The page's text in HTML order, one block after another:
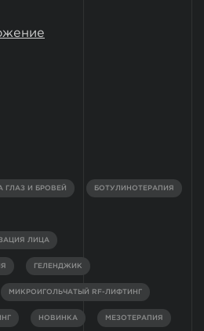
И БРОВЕЙ БОТУЛИНОТЕРАПИЯ
ЛИЦА
ГЕЛЕНДЖИК
МИКРОИГОЛЬЧАТЫЙ RF-ЛИФТИНГ
НОВИНКА МЕЗОТЕРАПИЯ